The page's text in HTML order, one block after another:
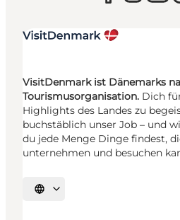
VisitDenmark ist Dänemarks
Tourismusorganisation. Dich
Highlights des Landes zu
buchstäblich unser Job – und
du jede Menge Dinge findest,
unternehmen und besuchen
Sprache auswählen